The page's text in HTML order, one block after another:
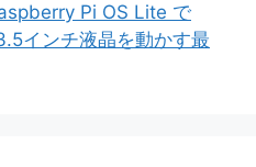
Pi OS Lite で
インチ液晶を動かす最